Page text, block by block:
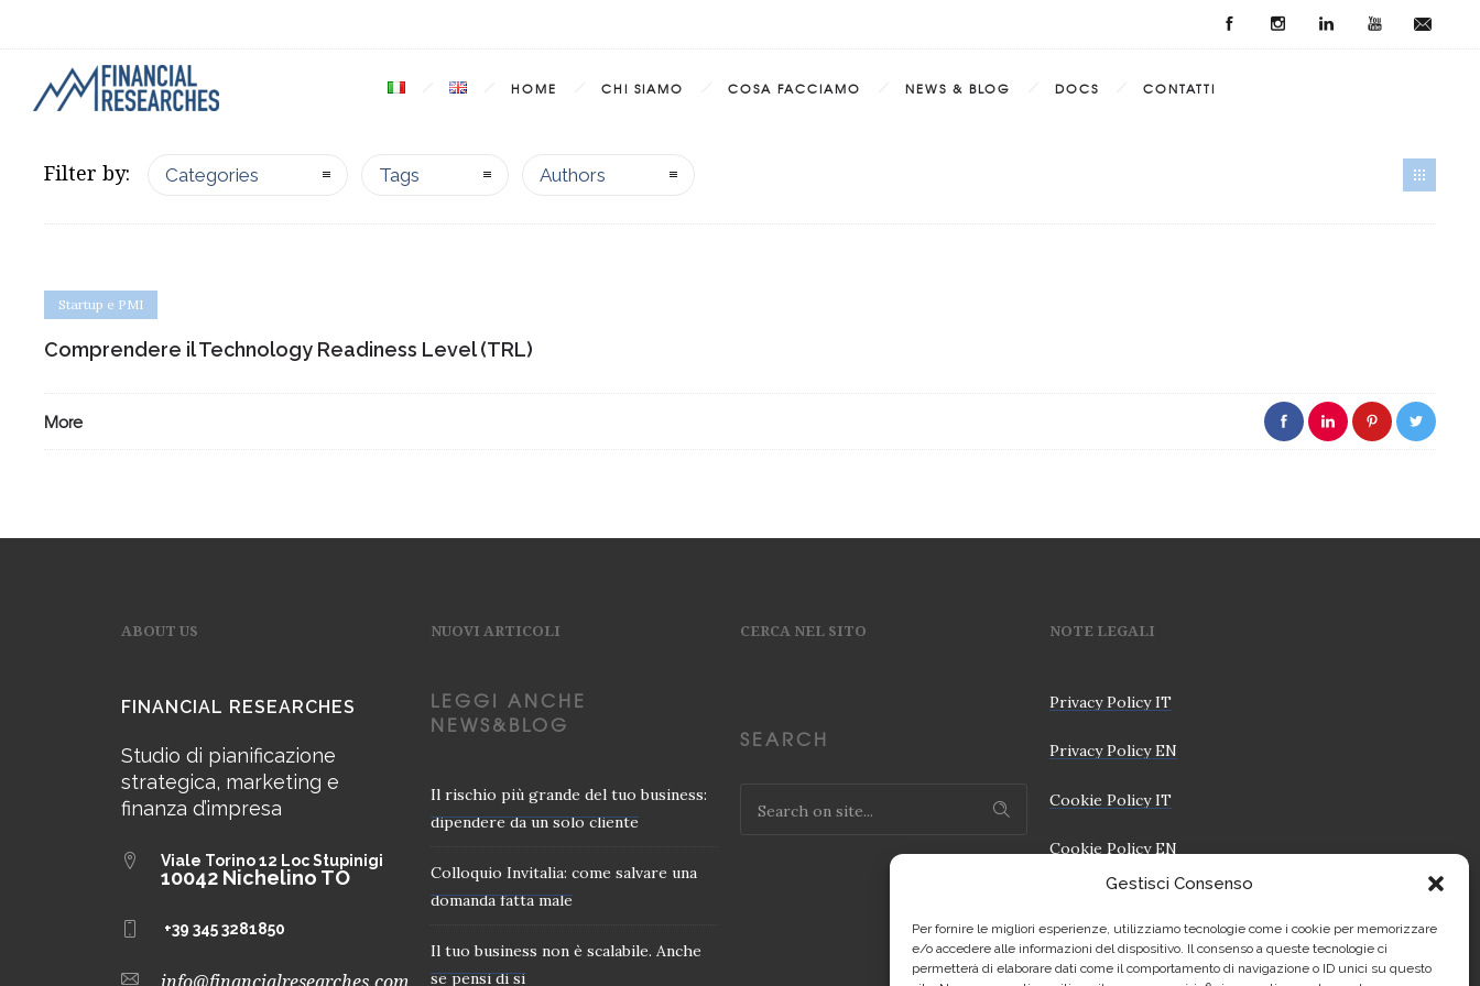
Gestisci Consenso
Per fornire le migliori esperienze, utilizziamo tecnologie come i cookie per memorizzare
e/o accedere alle informazioni del dispositivo. Il consenso a queste tecnologie ci
permetterà di elaborare dati come il comportamento di navigazione o ID unici su questo
HOME CHI SIAMO COSA FACCIAMO NEWS & BLOG DOCS CONTATTI
Filter by: Categories Tags Authors
Startup e PMI
Comprendere il Technology Readiness Level (TRL)
More
ABOUT US
FINANCIAL RESEARCHES
Studio di pianificazione
strategica, marketing e
finanza d’impresa
Viale Torino 12 Loc Stupinigi
10042 Nichelino TO
+39 345 3281850
NUOVI ARTICOLI
LEGGI ANCHE
NEWS&BLOG
Il rischio più grande del tuo business:
dipendere da un solo cliente
Colloquio Invitalia: come salvare una
domanda fatta male
Il tuo business non è scalabile. Anche
se pensi di si
CERCA NEL SITO
SEARCH
NOTE LEGALI
Privacy Policy IT
Privacy Policy EN
Cookie Policy IT
Cookie Policy EN